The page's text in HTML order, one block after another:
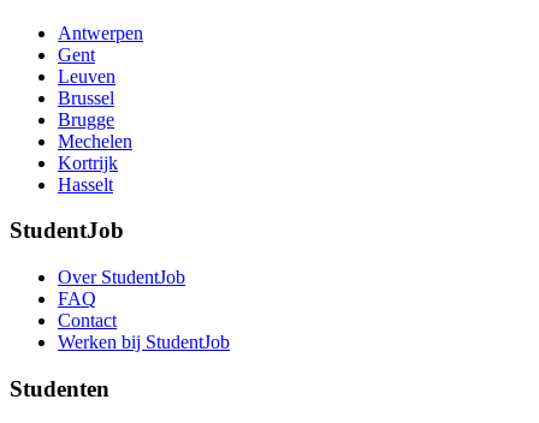
Antwerpen
Gent
Leuven
Brussel
Brugge
Mechelen
Kortrijk
Hasselt
StudentJob
Over StudentJob
FAQ
Contact
Werken bij StudentJob
Studenten